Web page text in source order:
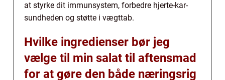
at styrke dit immunsystem, forbedre hjerte-kar-
sundheden og støtte i vægttab.
Hvilke ingredienser bør jeg
vælge til min salat til aftensmad
for at gøre den både næringsrig